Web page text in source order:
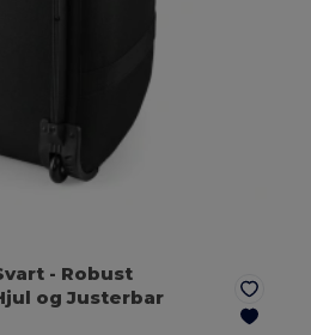
- Robust
og Justerbar